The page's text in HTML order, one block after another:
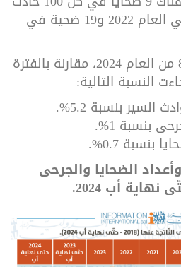
سير، وأصبح 16 ضحية في العام 2022 و19 ضحية في
وخلال فترة الأشهر الـ 8 من العام 2024، مقارنة بالفترة
بنسبة 5.2%.
بنسبة 1%.
0.7%.
الضحايا والجرحى